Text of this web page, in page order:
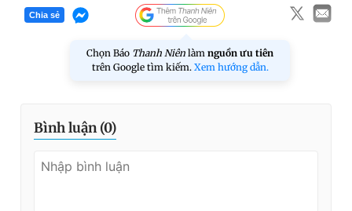
Chia sẻ
Chọn Báo Thanh Niên làm nguồn ưu tiên
trên Google tìm kiếm. Xem hướng dẫn.
Bình luận (0)